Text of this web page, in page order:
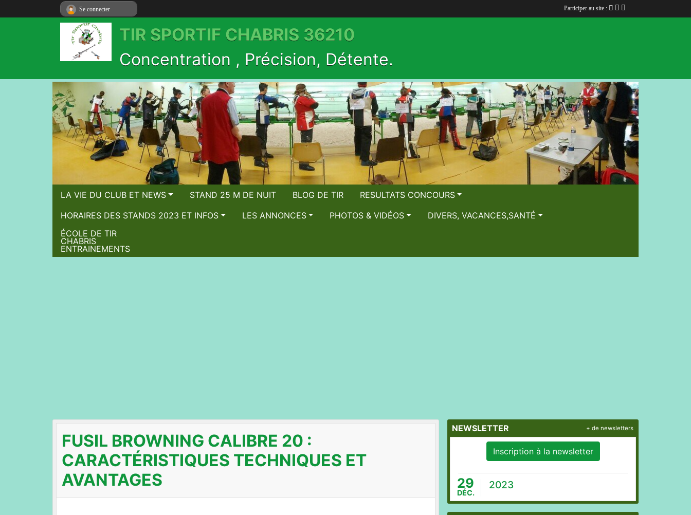
Se connecter Participer au site :
TIR SPORTIF CHABRIS 36210
Concentration , Précision, Détente.
LA VIE DU CLUB ET NEWS STAND 25 M DE NUIT BLOG DE TIR
RESULTATS CONCOURS
HORAIRES DES STANDS 2023 ET INFOS
LES ANNONCES PHOTOS & VIDÉOS
DIVERS, VACANCES,SANTÉ
ÉCOLE DE TIR
CHABRIS
ENTRAINEMENTS
FUSIL BROWNING CALIBRE 20 :
CARACTÉRISTIQUES TECHNIQUES ET
AVANTAGES
NEWSLETTER
Inscription à la newsletter
29
DÉC.
2023
+ de newsletters